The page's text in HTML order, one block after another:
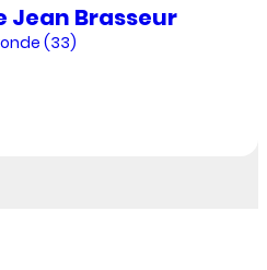
Jean Brasseur
(33)